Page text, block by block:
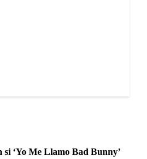
si ‘Yo Me Llamo Bad Bunny’